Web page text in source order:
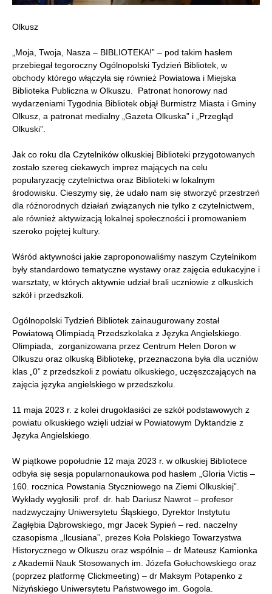
Olkusz
„Moja, Twoja, Nasza – BIBLIOTEKA!” – pod takim hasłem
przebiegał tegoroczny Ogólnopolski Tydzień Bibliotek, w
obchody którego włączyła się również Powiatowa i Miejska
Biblioteka Publiczna w Olkuszu. Patronat honorowy nad
wydarzeniami Tygodnia Bibliotek objął Burmistrz Miasta i Gminy
Olkusz, a patronat medialny „Gazeta Olkuska” i „Przegląd
Olkuski”.
Jak co roku dla Czytelników olkuskiej Biblioteki przygotowanych
zostało szereg ciekawych imprez mających na celu
popularyzację czytelnictwa oraz Biblioteki w lokalnym
środowisku. Cieszymy się, że udało nam się stworzyć przestrzeń
dla różnorodnych działań związanych nie tylko z czytelnictwem,
ale również aktywizacją lokalnej społeczności i promowaniem
szeroko pojętej kultury.
Wśród aktywności jakie zaproponowaliśmy naszym Czytelnikom
były standardowo tematyczne wystawy oraz zajęcia edukacyjne i
warsztaty, w których aktywnie udział brali uczniowie z olkuskich
szkół i przedszkoli.
Ogólnopolski Tydzień Bibliotek zainaugurowany został
Powiatową Olimpiadą Przedszkolaka z Języka Angielskiego.
Olimpiada, zorganizowana przez Centrum Helen Doron w
Olkuszu oraz olkuską Bibliotekę, przeznaczona była dla uczniów
klas „0” z przedszkoli z powiatu olkuskiego, uczęszczających na
zajęcia języka angielskiego w przedszkolu.
11 maja 2023 r. z kolei drugoklasiści ze szkół podstawowych z
powiatu olkuskiego wzięli udział w Powiatowym Dyktandzie z
Języka Angielskiego.
W piątkowe popołudnie 12 maja 2023 r. w olkuskiej Bibliotece
odbyła się sesja popularnonaukowa pod hasłem „Gloria Victis –
160. rocznica Powstania Styczniowego na Ziemi Olkuskiej”.
Wykłady wygłosili: prof. dr. hab Dariusz Nawrot – profesor
nadzwyczajny Uniwersytetu Śląskiego, Dyrektor Instytutu
Zagłębia Dąbrowskiego, mgr Jacek Sypień – red. naczelny
czasopisma „Ilcusiana”, prezes Koła Polskiego Towarzystwa
Historycznego w Olkuszu oraz wspólnie – dr Mateusz Kamionka
z Akademii Nauk Stosowanych im. Józefa Gołuchowskiego oraz
(poprzez platformę Clickmeeting) – dr Maksym Potapenko z
Niżyńskiego Uniwersytetu Państwowego im. Gogola.